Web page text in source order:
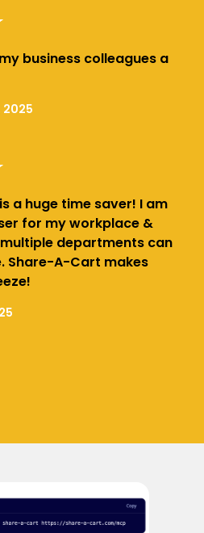
business colleagues a
2025
a huge time saver! I am
for my workplace &
departments can
Share-A-Cart makes